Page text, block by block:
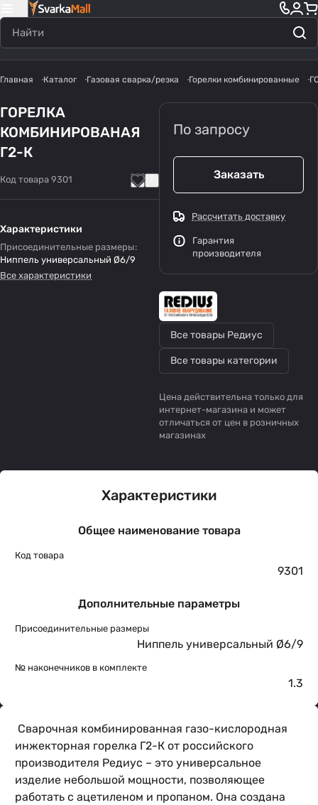
Главная Каталог Газовая сварка/резка Горелки комбинированные
ГОРЕЛКА
КОМБИНИРОВАНАЯ
Г2-К
Код товара 9301
Характеристики
Присоединительные размеры:
Ниппель универсальный Ø6/9
Все характеристики
По запросу
Заказать
Рассчитать доставку
Гарантия
производителя
Все товары Редиус
Все товары категории
Цена действительна только для
интернет-магазина и может
отличаться от цен в розничных
магазинах
Характеристики
Общее наименование товара
Код товара
9301
Дополнительные параметры
Присоединительные размеры
Ниппель универсальный Ø6/9
№ наконечников в комплекте
1.3
Сварочная комбинированная газо-кислородная
инжекторная горелка Г2-К от российского
производителя Редиус – это универсальное
изделие небольшой мощности, позволяющее
работать с ацетиленом и пропаном. Она создана